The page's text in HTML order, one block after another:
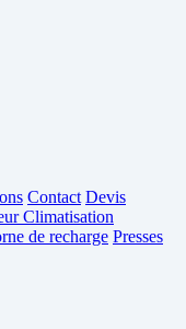
Contact Devis
Climatisation
de recharge Presses